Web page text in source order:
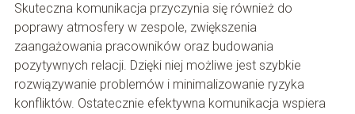
Skuteczna komunikacja przyczynia się również do
poprawy atmosfery w zespole, zwiększenia
zaangażowania pracowników oraz budowania
pozytywnych relacji. Dzięki niej możliwe jest szybkie
rozwiązywanie problemów i minimalizowanie ryzyka
konfliktów. Ostatecznie efektywna komunikacja wspiera